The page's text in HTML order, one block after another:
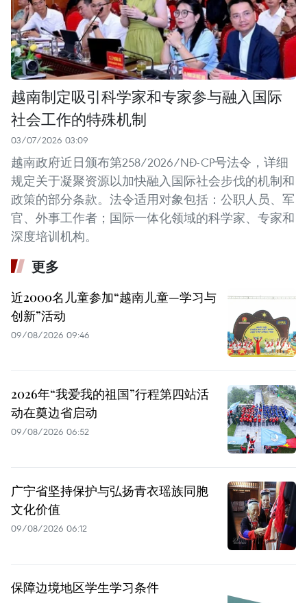
越南制定吸引科学家和专家参与融入国际
社会工作的特殊机制
03/07/2026 03:09
越南政府近日颁布第258/2026/NĐ-CP号法令，详细
规定关于凝聚资源以加快融入国际社会步伐的机制和
政策的部分条款。法令适用对象包括：公职人员、军
官、外事工作者；国际一体化领域的科学家、专家和
深度培训机构。
更多
近2000名儿童参加“越南儿童—学习与
创新”活动
09/08/2026 09:46
2026年“我爱我的祖国”行程第四站活
动在奠边省启动
09/08/2026 06:52
广宁省坚持保护与弘扬青衣瑶族同胞
文化价值
09/08/2026 06:12
保障边境地区学生学习条件